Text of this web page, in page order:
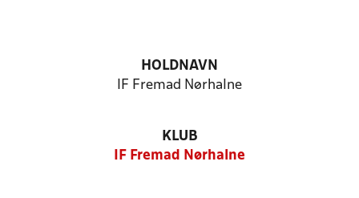
HOLDNAVN
IF Fremad Nørhalne
KLUB
IF Fremad Nørhalne